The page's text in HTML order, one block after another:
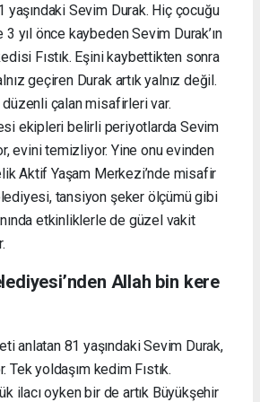
Sevim Durak. Hiç çocuğu
yıl önce kaybeden Sevim Durak’ın
Fıstık. Eşini kaybettikten sonra
geçiren Durak artık yalnız değil.
düzenli çalan misafirleri var.
ekipleri belirli periyotlarda Sevim
evini temizliyor. Yine onu evinden
Aktif Yaşam Merkezi’nde misafir
tansiyon şeker ölçümü gibi
etkinliklerle de güzel vakit
Allah bin kere
anlatan 81 yaşındaki Sevim Durak,
Tek yoldaşım kedim Fıstık.
ilacı oyken bir de artık Büyükşehir